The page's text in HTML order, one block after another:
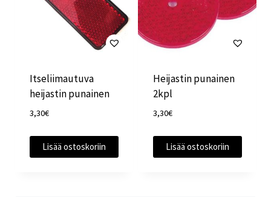
Itseliimautuva
heijastin punainen
3,30€
Lisää ostoskoriin
Heijastin punainen
2kpl
3,30€
Lisää ostoskoriin